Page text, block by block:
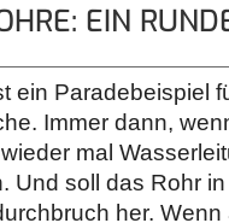
EIN
ein Paradebeispiel
Immer dann,
mal
Und soll das Rohr
her.